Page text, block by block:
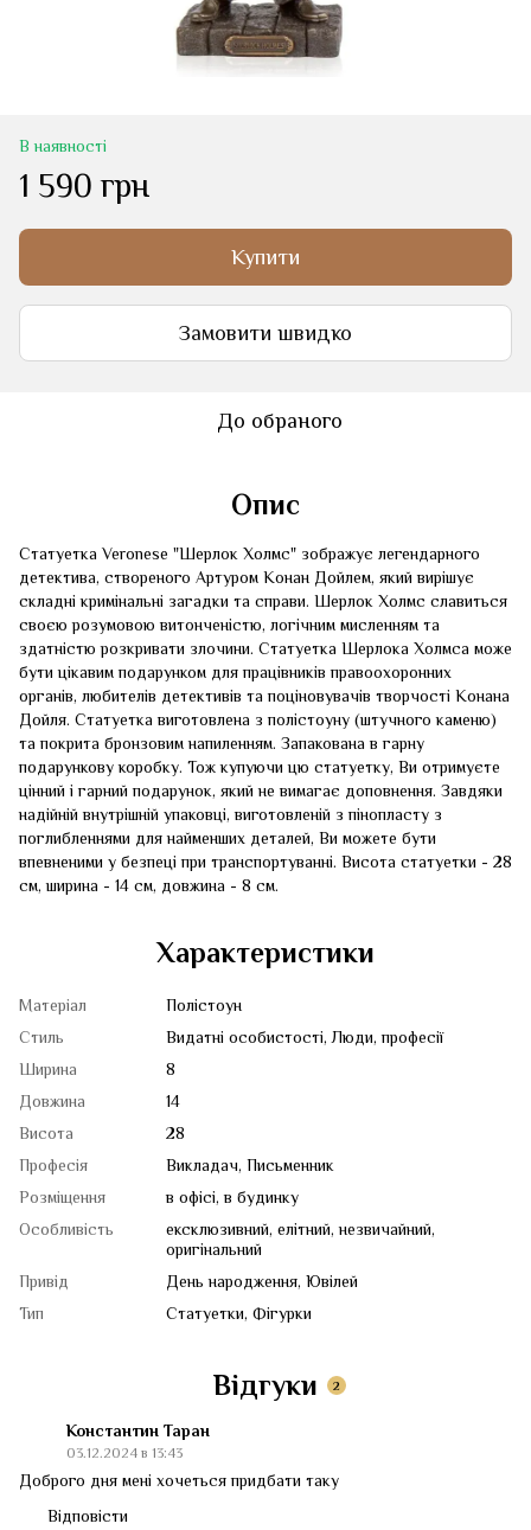
В наявності
1 590 грн
Купити
Замовити швидко
До обраного
Опис
Статуетка Veronese "Шерлок Холмс" зображує легендарного
детектива, створеного Артуром Конан Дойлем, який вирішує
складні кримінальні загадки та справи. Шерлок Холмс славиться
своєю розумовою витонченістю, логічним мисленням та
здатністю розкривати злочини. Статуетка Шерлока Холмса може
бути цікавим подарунком для працівників правоохоронних
органів, любителів детективів та поціновувачів творчості Конана
Дойля. Статуетка виготовлена ​​з полістоуну (штучного каменю)
та покрита бронзовим напиленням. Запакована в гарну
подарункову коробку. Тож купуючи цю статуетку, Ви отримуєте
цінний і гарний подарунок, який не вимагає доповнення. Завдяки
надійній внутрішній упаковці, виготовленій з пінопласту з
поглибленнями для найменших деталей, Ви можете бути
впевненими у безпеці при транспортуванні. Висота статуетки - 28
см, ширина - 14 см, довжина - 8 см.
Характеристики
Матеріал
Полістоун
Стиль
Видатні особистості, Люди, професії
Ширина
8
Довжина
14
Висота
28
Професія
Викладач, Письменник
Розміщення
в офісі, в будинку
Особливість
ексклюзивний, елітний, незвичайний,
оригінальний
Привід
День народження, Ювілей
Тип
Статуетки, Фігурки
Відгуки 2
Константин Таран
03.12.2024 в 13:43
Доброго дня мені хочеться придбати таку
Відповісти